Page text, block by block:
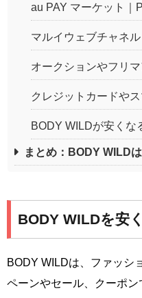
au PAY マーケット｜
マルイウェブチャネル
オークションやフリ
クレジットカードや
BODY WILDが安くな
まとめ：BODY WILD
BODY WILDを安
BODY WILDは、ファッシ
ペーンやセール、クーポン